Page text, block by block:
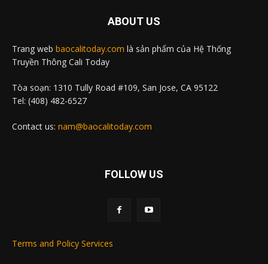
ABOUT US
Trang web baocalitoday.com là sản phẩm của Hệ Thống
Truyền Thông Cali Today
Tòa soạn: 1310 Tully Road #109, San Jose, CA 95122
Tel: (408) 482-6527
Contact us: nam@baocalitoday.com
FOLLOW US
Terms and Policy Services